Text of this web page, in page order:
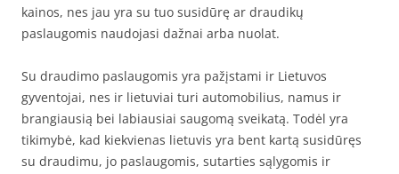
kainos, nes jau yra su tuo susidūrę ar draudikų
paslaugomis naudojasi dažnai arba nuolat.
Su draudimo paslaugomis yra pažįstami ir Lietuvos
gyventojai, nes ir lietuviai turi automobilius, namus ir
brangiausią bei labiausiai saugomą sveikatą. Todėl yra
tikimybė, kad kiekvienas lietuvis yra bent kartą susidūręs
su draudimu, jo paslaugomis, sutarties sąlygomis ir